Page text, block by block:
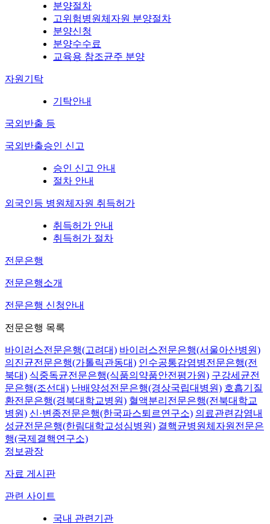
분양절차
고위험병원체자원 분양절차
분양신청
분양수수료
교육용 참조균주 분양
자원기탁
기탁안내
국외반출 등
국외반출승인 신고
승인 신고 안내
절차 안내
외국인등 병원체자원 취득허가
취득허가 안내
취득허가 절차
전문은행
전문은행소개
전문은행 신청안내
전문은행 목록
바이러스전문은행(고려대) 바이러스전문은행(서울아산병원)
의진균전문은행(가톨릭관동대) 인수공통감염병전문은행(전
북대) 식중독균전문은행(식품의약품안전평가원) 구강세균전
문은행(조선대) 난배양성전문은행(경상국립대병원) 호흡기질
환전문은행(경북대학교병원) 혈액분리전문은행(전북대학교
병원) 신·변종전문은행(한국파스퇴르연구소) 의료관련감염내
성균전문은행(한림대학교성심병원) 결핵균병원체자원전문은
행(국제결핵연구소)
정보광장
자료 게시판
관련 사이트
국내 관련기관